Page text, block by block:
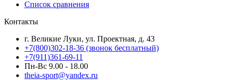
Список сравнения
Контакты
г. Великие Луки, ул. Проектная, д. 43
+7(800)302-18-36 (звонок бесплатный)
+7(911)361-69-11
Пн-Вс 9.00 - 18.00
theia-sport@yandex.ru